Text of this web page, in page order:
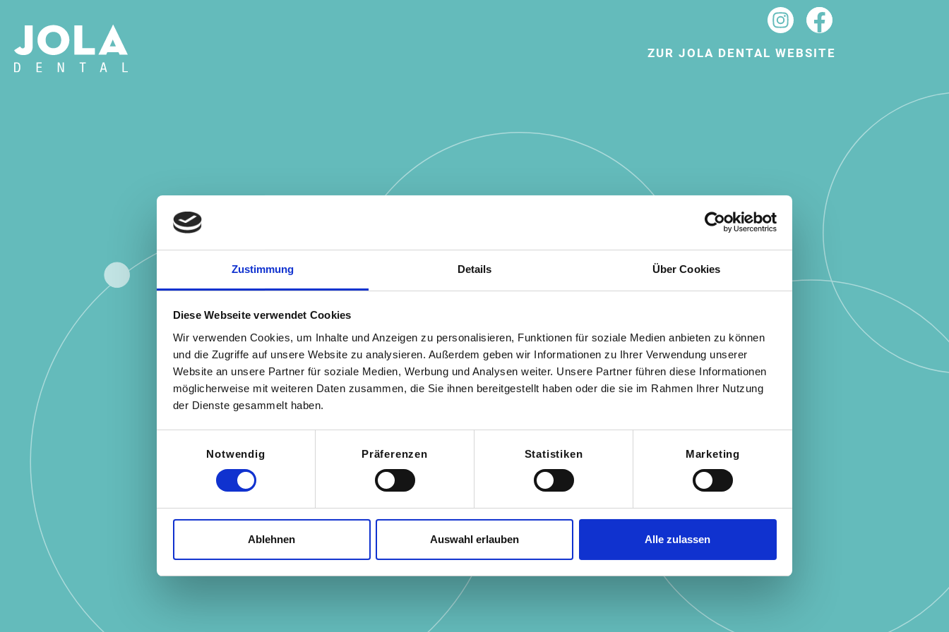
Zustimmung Details Über Cookies
Diese Webseite verwendet Cookies
Wir verwenden Cookies, um Inhalte und Anzeigen zu personalisieren, Funktionen für soziale Medien anbieten zu können
und die Zugriffe auf unsere Website zu analysieren. Außerdem geben wir Informationen zu Ihrer Verwendung unserer
Website an unsere Partner für soziale Medien, Werbung und Analysen weiter. Unsere Partner führen diese Informationen
möglicherweise mit weiteren Daten zusammen, die Sie ihnen bereitgestellt haben oder die sie im Rahmen Ihrer Nutzung
der Dienste gesammelt haben.
Notwendig
Präferenzen Statistiken Marketing
Ablehnen Auswahl erlauben Alle zulassen
überspringen
ZUR JOLA DENTAL WEBSITE
Wie bewerten Sie JOLA Dental?
Ich bin sehr zufrieden (5 Sterne) Ich sehe Ver­besserungs­bedarf